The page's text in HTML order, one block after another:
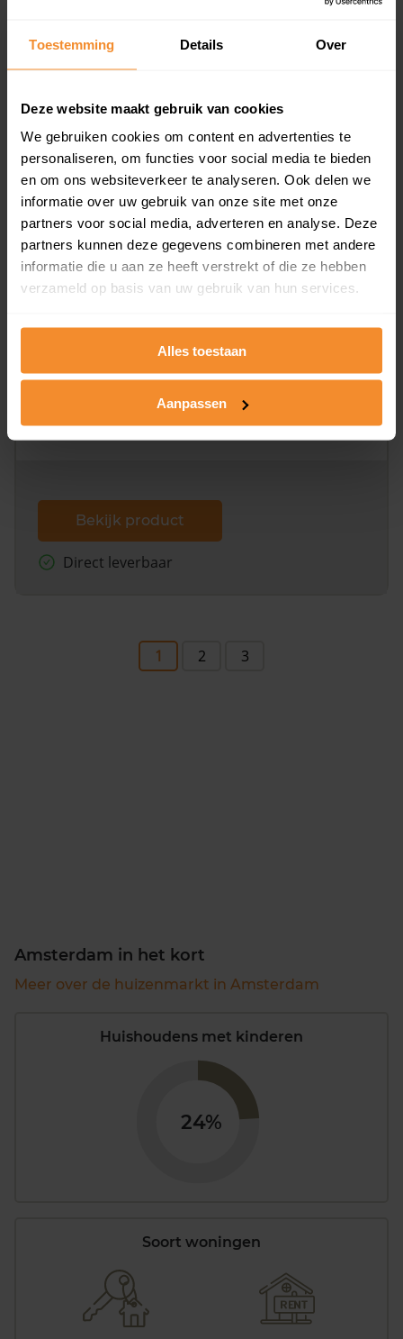
Toestemming Details Over
Deze website maakt gebruik van cookies
We gebruiken cookies om content en advertenties te
personaliseren, om functies voor social media te bieden
en om ons websiteverkeer te analyseren. Ook delen we
informatie over uw gebruik van onze site met onze
partners voor social media, adverteren en analyse. Deze
partners kunnen deze gegevens combineren met andere
informatie die u aan ze heeft verstrekt of die ze hebben
verzameld op basis van uw gebruik van hun services.
Alles toestaan
Aanpassen
Een overzicht van alle verkochte woningen (koopsom
inclusief een jaar lang gratis updates van nieuwe
Bekijk product
Direct leverbaar
Kadastrale kaart pakket
Alleen globale ligging perceel
Een uitgebreid overzicht van het perceel en
omliggende percelen met de kadastrale erfgrenzen,
dit inclusief de luchtfoto!
Bekijk product
Direct leverbaar
1 2 3
Amsterdam in het kort
Meer over de huizenmarkt in Amsterdam
Huishoudens met kinderen
24%
Soort woningen